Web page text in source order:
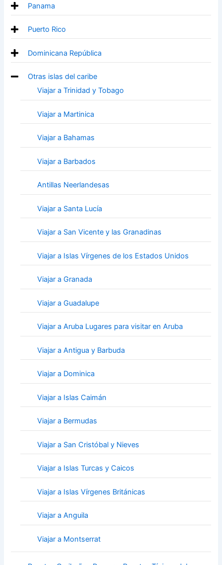
Panama
Puerto Rico
Dominicana República
Otras islas del caribe
Viajar a Trinidad y Tobago
Viajar a Martinica
Viajar a Bahamas
Viajar a Barbados
Antillas Neerlandesas
Viajar a Santa Lucía
Viajar a San Vicente y las Granadinas
Viajar a Islas Vírgenes de los Estados Unidos
Viajar a Granada
Viajar a Guadalupe
Viajar a Aruba Lugares para visitar en Aruba
Viajar a Antigua y Barbuda
Viajar a Dominica
Viajar a Islas Caimán
Viajar a Bermudas
Viajar a San Cristóbal y Nieves
Viajar a Islas Turcas y Caicos
Viajar a Islas Vírgenes Británicas
Viajar a Anguila
Viajar a Montserrat